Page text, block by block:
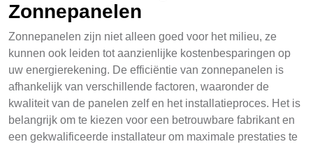
Zonnepanelen
Zonnepanelen zijn niet alleen goed voor het milieu, ze
kunnen ook leiden tot aanzienlijke kostenbesparingen op
uw energierekening. De efficiëntie van zonnepanelen is
afhankelijk van verschillende factoren, waaronder de
kwaliteit van de panelen zelf en het installatieproces. Het is
belangrijk om te kiezen voor een betrouwbare fabrikant en
een gekwalificeerde installateur om maximale prestaties te